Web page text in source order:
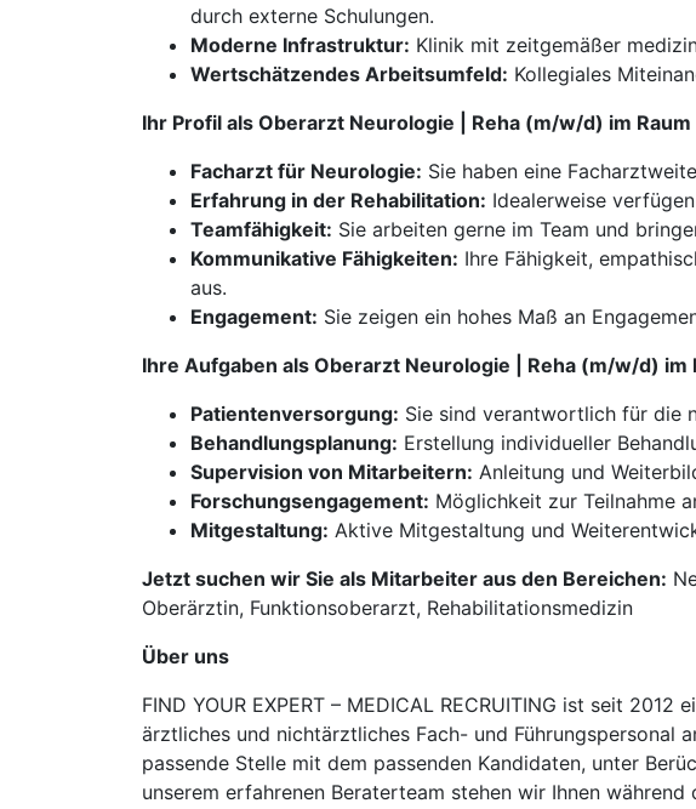
durch externe Schulungen.
Moderne Infrastruktur: Klinik mit zeitgemäßer
Wertschätzendes Arbeitsumfeld: Kollegiales
Ihr Profil als Oberarzt Neurologie | Reha (m/w/d) im
Facharzt für Neurologie: Sie haben eine
Erfahrung in der Rehabilitation: Idealerweise
Teamfähigkeit: Sie arbeiten gerne im Team und
Kommunikative Fähigkeiten: Ihre Fähigkeit,
aus.
Engagement: Sie zeigen ein hohes Maß an
Ihre Aufgaben als Oberarzt Neurologie | Reha (m/w/d) im
Patientenversorgung: Sie sind verantwortlich für die
Behandlungsplanung: Erstellung individueller
Supervision von Mitarbeitern: Anleitung und
Forschungsengagement: Möglichkeit zur Teilnahme
Mitgestaltung: Aktive Mitgestaltung und
Jetzt suchen wir Sie als Mitarbeiter aus den Bereichen:
Oberärztin, Funktionsoberarzt, Rehabilitationsmedizin
Über uns
FIND YOUR EXPERT – MEDICAL RECRUITING ist seit
ärztliches und nichtärztliches Fach- und Führungspersonal
passende Stelle mit dem passenden Kandidaten, unter
unserem erfahrenen Beraterteam stehen wir Ihnen